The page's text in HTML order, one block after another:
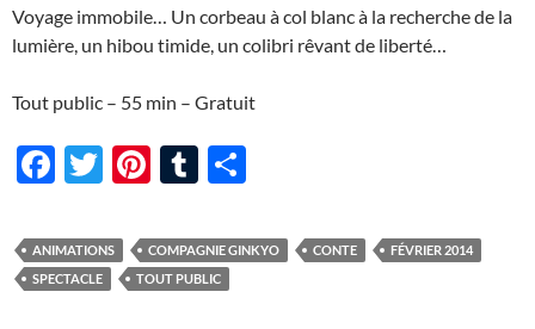
Voyage immobile… Un corbeau à col blanc à la recherche de la
lumière, un hibou timide, un colibri rêvant de liberté…
Tout public – 55 min – Gratuit
F
e
b
T
itt
er
Pi
er
es
T
m
bl
ta
g
ANIMATIONS COMPAGNIE GINKYO CONTE
FÉVRIER 2014
SPECTACLE
TOUT PUBLIC